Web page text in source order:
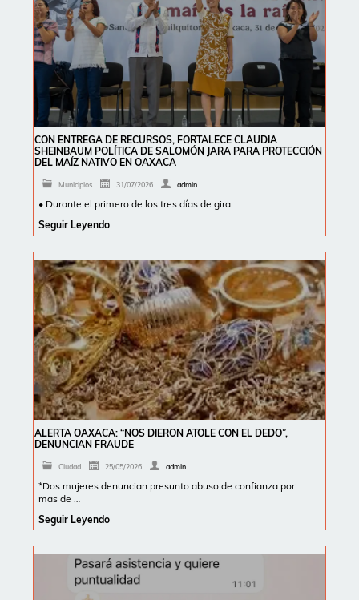
CON ENTREGA DE RECURSOS, FORTALECE CLAUDIA
SHEINBAUM POLÍTICA DE SALOMÓN JARA PARA PROTECCIÓN
DEL MAÍZ NATIVO EN OAXACA
Municipios 31/07/2026 admin
• Durante el primero de los tres días de gira …
Seguir Leyendo
ALERTA OAXACA: “NOS DIERON ATOLE CON EL DEDO”,
DENUNCIAN FRAUDE
Ciudad 25/05/2026 admin
*Dos mujeres denuncian presunto abuso de confianza por
mas de …
Seguir Leyendo